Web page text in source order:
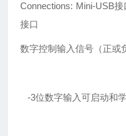
Connections: Mini-USB
接口
数字控制输入信号（正或
-3位数字输入可启动和